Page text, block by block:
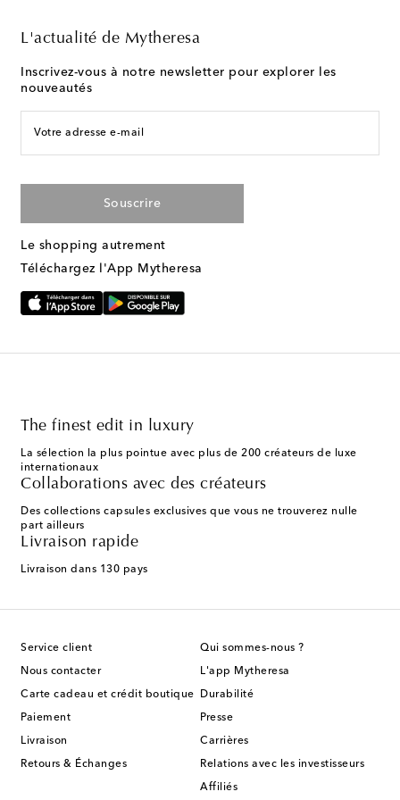
L'actualité de Mytheresa
Inscrivez-vous à notre newsletter pour explorer les
nouveautés
Votre adresse e-mail
Souscrire
Le shopping autrement
Téléchargez l'App Mytheresa
The finest edit in luxury
La sélection la plus pointue avec plus de 200 créateurs de luxe
internationaux
Collaborations avec des créateurs
Des collections capsules exclusives que vous ne trouverez nulle
part ailleurs
Livraison rapide
Livraison dans 130 pays
Service client
Nous contacter
Carte cadeau et crédit boutique
Paiement
Livraison
Retours & Échanges
Qui sommes-nous ?
L'app Mytheresa
Durabilité
Presse
Carrières
Relations avec les investisseurs
Affiliés